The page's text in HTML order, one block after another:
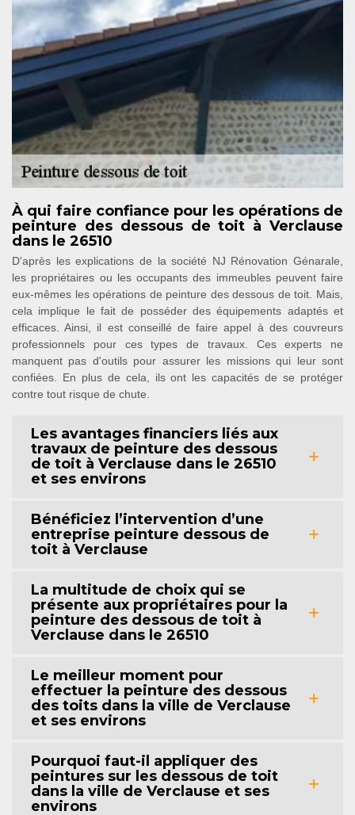
À qui faire confiance pour les opérations de
peinture des dessous de toit à Verclause
dans le 26510
D'après les explications de la société NJ Rénovation Génarale,
les propriétaires ou les occupants des immeubles peuvent faire
eux-mêmes les opérations de peinture des dessous de toit. Mais,
cela implique le fait de posséder des équipements adaptés et
efficaces. Ainsi, il est conseillé de faire appel à des couvreurs
professionnels pour ces types de travaux. Ces experts ne
manquent pas d'outils pour assurer les missions qui leur sont
confiées. En plus de cela, ils ont les capacités de se protéger
contre tout risque de chute.
Les avantages financiers liés aux
travaux de peinture des dessous
de toit à Verclause dans le 26510
et ses environs
Bénéficiez l’intervention d’une
entreprise peinture dessous de
toit à Verclause
La multitude de choix qui se
présente aux propriétaires pour la
peinture des dessous de toit à
Verclause dans le 26510
Le meilleur moment pour
effectuer la peinture des dessous
des toits dans la ville de Verclause
et ses environs
Pourquoi faut-il appliquer des
peintures sur les dessous de toit
dans la ville de Verclause et ses
environs